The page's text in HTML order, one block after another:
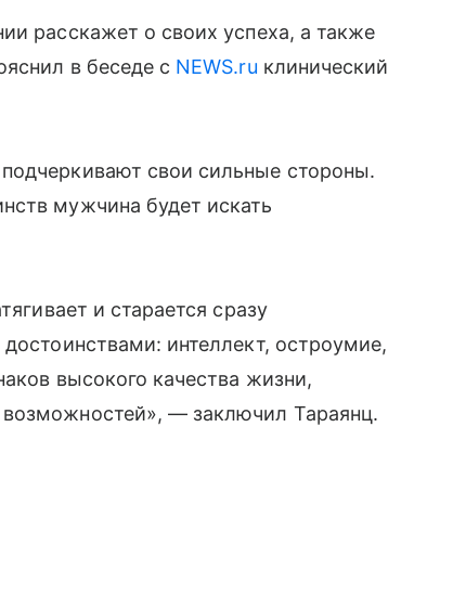
расскажет о своих успеха, а также
в беседе с NEWS.ru клинический
свои сильные стороны.
мужчина будет искать
и старается сразу
интеллект, остроумие,
высокого качества жизни,
— заключил Тараянц.